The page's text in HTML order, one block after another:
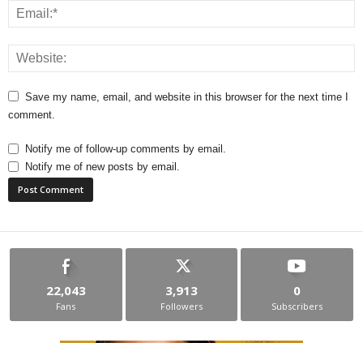
Save my name, email, and website in this browser for the next time I
comment.
Notify me of follow-up comments by email.
Notify me of new posts by email.
22,043
Fans
3,913
Followers
0
Subscribers